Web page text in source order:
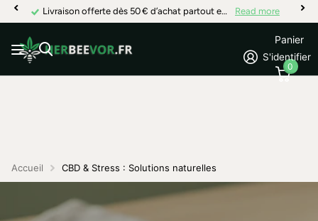
Livraison offerte dès 50 € d’achat partout en France Read more
S'identifier
Panier
0
Accueil CBD & Stress : Solutions naturelles